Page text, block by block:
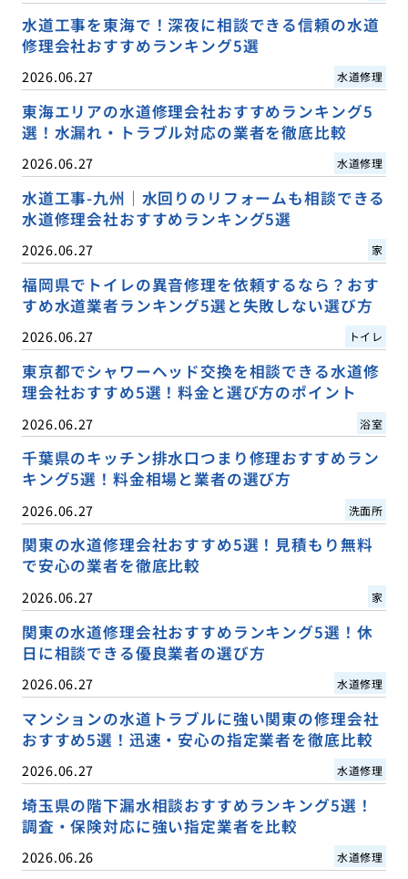
水道工事を東海で！深夜に相談できる信頼の水道
修理会社おすすめランキング5選
2026.06.27 水道修理
東海エリアの水道修理会社おすすめランキング5
選！水漏れ・トラブル対応の業者を徹底比較
2026.06.27 水道修理
水道工事-九州｜水回りのリフォームも相談できる
水道修理会社おすすめランキング5選
2026.06.27 家
福岡県でトイレの異音修理を依頼するなら？おす
すめ水道業者ランキング5選と失敗しない選び方
2026.06.27 トイレ
東京都でシャワーヘッド交換を相談できる水道修
理会社おすすめ5選！料金と選び方のポイント
2026.06.27 浴室
千葉県のキッチン排水口つまり修理おすすめラン
キング5選！料金相場と業者の選び方
2026.06.27 洗面所
関東の水道修理会社おすすめ5選！見積もり無料
で安心の業者を徹底比較
2026.06.27 家
関東の水道修理会社おすすめランキング5選！休
日に相談できる優良業者の選び方
2026.06.27 水道修理
マンションの水道トラブルに強い関東の修理会社
おすすめ5選！迅速・安心の指定業者を徹底比較
2026.06.27 水道修理
埼玉県の階下漏水相談おすすめランキング5選！
調査・保険対応に強い指定業者を比較
2026.06.26 水道修理